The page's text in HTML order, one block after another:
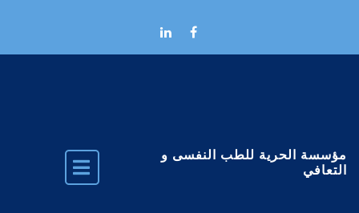
مؤسسة الحرية للطب النفسى و
التعافي